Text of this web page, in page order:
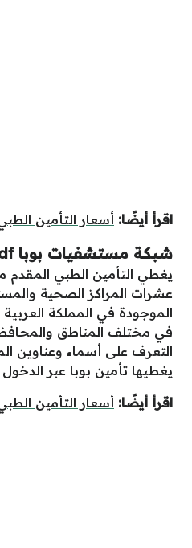
اقرأ أيضًا: أسعار التأمين
شبكة مستشفيات بوبا pdf
يغطي التأمين الطبي المقدم
عشرات المراكز الصحية
الموجودة في المملكة
في مختلف المناطق
التعرف على أسماء وعناوين
يغطيها تأمين بوبا عبر
اقرأ أيضًا: أسعار التأمين